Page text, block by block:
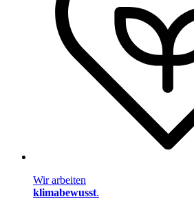
Wir arbeiten
klimabewusst.